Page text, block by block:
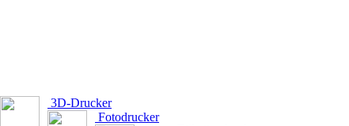
3D-Drucker
Fotodrucker